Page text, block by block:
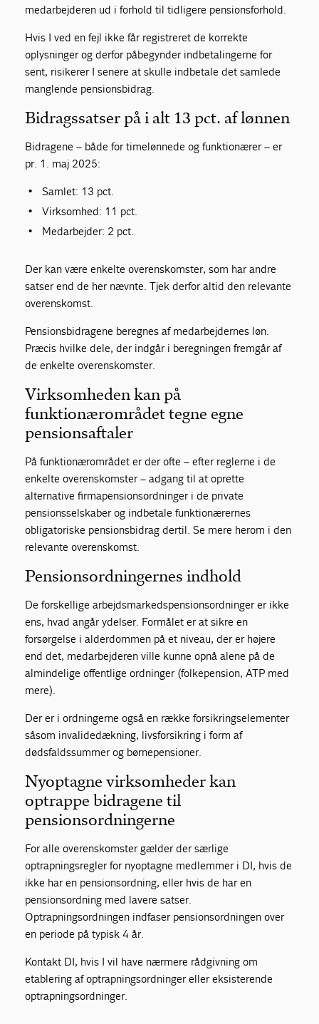
medarbejderen ud i forhold til tidligere pensionsforhold.
Hvis I ved en fejl ikke får registreret de korrekte
oplysninger og derfor påbegynder indbetalingerne for
sent, risikerer I senere at skulle indbetale det samlede
manglende pensionsbidrag.
Bidragssatser på i alt 13 pct. af lønnen
Bidragene – både for timelønnede og funktionærer – er
pr. 1. maj 2025:
Samlet: 13 pct.
Virksomhed: 11 pct.
Medarbejder: 2 pct.
Der kan være enkelte overenskomster, som har andre
satser end de her nævnte. Tjek derfor altid den relevante
overenskomst.
Pensionsbidragene beregnes af medarbejdernes løn.
Præcis hvilke dele, der indgår i beregningen fremgår af
de enkelte overenskomster.
Virksomheden kan på
funktionærområdet tegne egne
pensionsaftaler
På funktionærområdet er der ofte – efter reglerne i de
enkelte overenskomster – adgang til at oprette
alternative firmapensionsordninger i de private
pensionsselskaber og indbetale funktionærernes
obligatoriske pensionsbidrag dertil. Se mere herom i den
relevante overenskomst.
Pensionsordningernes indhold
De forskellige arbejdsmarkedspensionsordninger er ikke
ens, hvad angår ydelser. Formålet er at sikre en
forsørgelse i alderdommen på et niveau, der er højere
end det, medarbejderen ville kunne opnå alene på de
almindelige offentlige ordninger (folkepension, ATP med
mere).
Der er i ordningerne også en række forsikringselementer
såsom invalidedækning, livsforsikring i form af
dødsfaldssummer og børnepensioner.
Nyoptagne virksomheder kan
optrappe bidragene til
pensionsordningerne
For alle overenskomster gælder der særlige
optrapningsregler for nyoptagne medlemmer i DI, hvis de
ikke har en pensionsordning, eller hvis de har en
pensionsordning med lavere satser.
Optrapningsordningen indfaser pensionsordningen over
en periode på typisk 4 år.
Kontakt DI, hvis I vil have nærmere rådgivning om
etablering af optrapningsordninger eller eksisterende
optrapningsordninger.